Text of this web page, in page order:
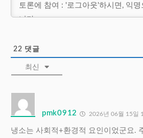
22 댓글
최신
pmk0912 2026년 06월 15일
냉소는 사회적+환경적 요인이었군요.